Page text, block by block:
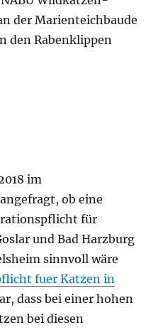
der Marienteichbaude
den Rabenklippen
im
ob eine
für
und Bad Harzburg
sinnvoll wäre
fuer Katzen in
dass bei einer hohen
bei diesen